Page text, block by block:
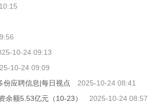
10-24 09:13
10-24 09:09
份应聘信息|每日视点
2025-10-24 08:41
余额5.53亿元（10-23）
2025-10-24 08:57